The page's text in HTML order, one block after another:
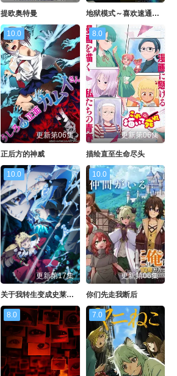
提欧奥特曼 地狱模式～喜欢速通游戏的玩家在废设定异世界无双～第二季
10.0
更新第06集
正后方的神威
8.0
更新第06集
描绘直至生命尽头
10.0
更新第17集
关于我转生变成史莱姆这档事第四季
10.0
更新第06集
你们先走我断后
8.0 7.0